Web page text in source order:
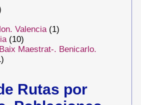
Valencia (1)
(10)
Maestrat-. Benicarlo.
Rutas por